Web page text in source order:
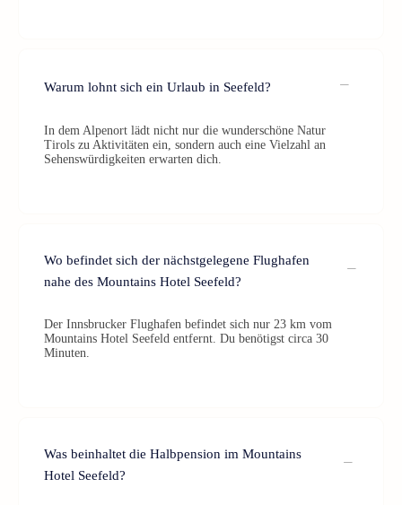
Warum lohnt sich ein Urlaub in Seefeld?
In dem Alpenort lädt nicht nur die wunderschöne Natur
Tirols zu Aktivitäten ein, sondern auch eine Vielzahl an
Sehenswürdigkeiten erwarten dich.
Wo befindet sich der nächstgelegene Flughafen
nahe des Mountains Hotel Seefeld?
Der Innsbrucker Flughafen befindet sich nur 23 km vom
Mountains Hotel Seefeld entfernt. Du benötigst circa 30
Minuten.
Was beinhaltet die Halbpension im Mountains
Hotel Seefeld?